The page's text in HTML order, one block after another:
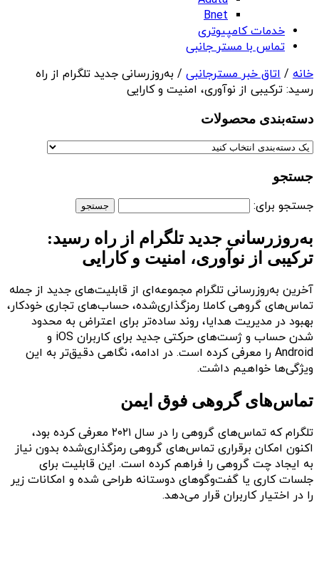
Bnet
خدمات کامپیوتری
تماس با مستر جانبی
خانه / اتاق خبر مسترجانبی / به‌روزرسانی جدید تلگرام از راه
رسید: ترکیبی از نوآوری، امنیت و کارایی
دسته‌بندی‌ محصولات
جستجو
جستجو برای:
به‌روزرسانی جدید تلگرام از راه رسید:
ترکیبی از نوآوری، امنیت و کارایی
آخرین به‌روزرسانی تلگرام مجموعه‌ای از قابلیت‌های جدید از جمله
تماس‌های گروهی کاملا رمزگذاری‌شده، حساب‌های تجاری خودکار،
بهبود در مدیریت هدایا، روند ساده‌تر برای اعتراض به محدود
شدن حساب و ژست‌های حرکتی جدید برای کاربران iOS و
Android را معرفی کرده است. در ادامه، نگاهی دقیق‌تر به این
ویژگی‌ها خواهیم داشت.
تماس‌های گروهی فوق ایمن
تلگرام که تماس‌های گروهی را در سال ۲۰۲۱ معرفی کرده بود،
اکنون امکان برقراری تماس‌های گروهی رمزگذاری‌شده بدون نیاز
به ایجاد چت گروهی را فراهم کرده است. این قابلیت برای
جلسات کاری یا گفت‌وگوهای دوستانه طراحی شده و امکانات زیر
را در اختیار کاربران قرار می‌دهد.